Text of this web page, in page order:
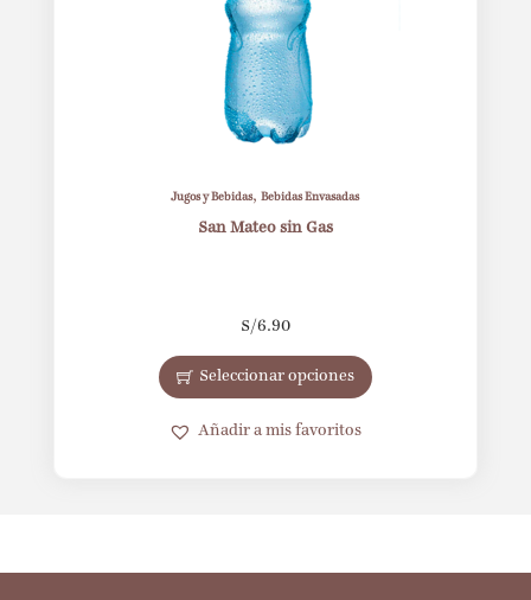
Jugos y Bebidas,Bebidas Envasadas
San Mateo sin Gas
S/6.90
Seleccionar opciones
Añadir a mis favoritos